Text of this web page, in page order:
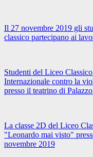
Il 27 novembre 2019 gli
classico partecipano ai
Studenti del Liceo
Internazionale contro la
presso il teatrino di
La classe 2D del Liceo
"Leonardo mai visto"
novembre 2019